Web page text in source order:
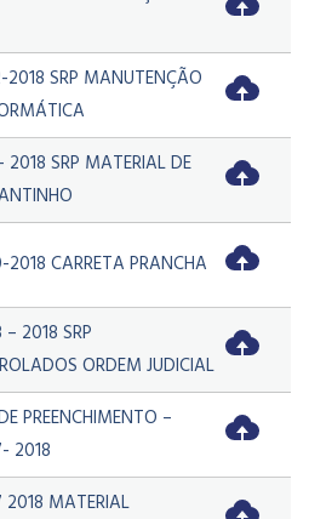
2018 SRP MANUTENÇÃO
2018 SRP MATERIAL DE
2018 CARRETA PRANCHA
– 2018 SRP
ORDEM JUDICIAL
PREENCHIMENTO –
2018
2018 MATERIAL